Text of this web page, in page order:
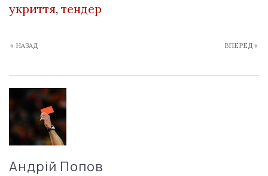
укриття, тендер
« НАЗАД ВПЕРЕД »
Андрій Попов